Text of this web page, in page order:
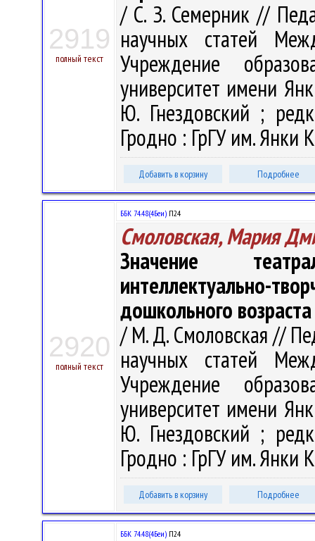
2919
полный текст
/ С. З. Семерник //
научных статей
Учреждение
университет имени
Ю. Гнездовский ;
Гродно : ГрГУ им. Янки
Добавить в корзину Подробнее
2920
полный текст
ББК 74.48(4Беи) П24
Смоловская, Мария
Значение
интеллектуально-
дошкольного возраста
/ М. Д. Смоловская //
научных статей
Учреждение
университет имени
Ю. Гнездовский ;
Гродно : ГрГУ им. Янки
Добавить в корзину Подробнее
ББК 74.48(4Беи) П24